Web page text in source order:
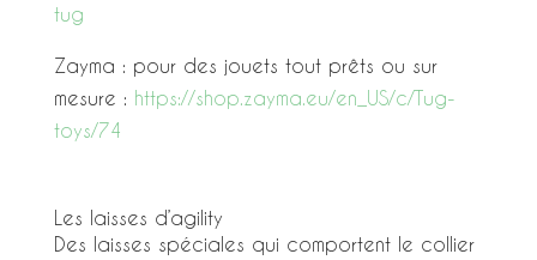
tug
Zayma : pour des jouets tout prêts ou sur
mesure : https://shop.zayma.eu/en_US/c/Tug-
toys/74
Les laisses d’agility
Des laisses spéciales qui comportent le collier